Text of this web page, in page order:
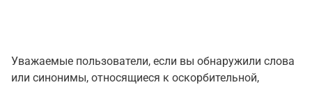
Уважаемые пользователи, если вы обнаружили слова
или синонимы, относящиеся к оскорбительной,